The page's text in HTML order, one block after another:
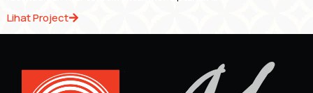
Lihat Project